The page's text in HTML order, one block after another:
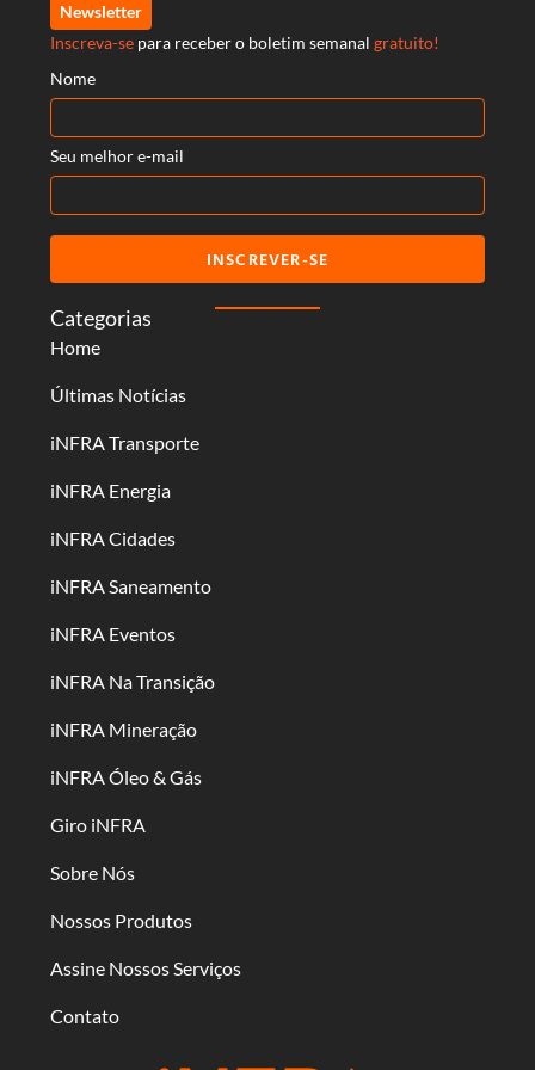
Categorias
Home
Últimas Notícias
iNFRA Transporte
iNFRA Energia
iNFRA Cidades
iNFRA Saneamento
iNFRA Eventos
iNFRA Na Transição
iNFRA Mineração
iNFRA Óleo & Gás
Giro iNFRA
Sobre Nós
Nossos Produtos
Assine Nossos Serviços
Contato
Newsletter
Inscreva-se para receber o boletim semanal gratuito!
Nome
Seu melhor e-mail
INSCREVER-SE